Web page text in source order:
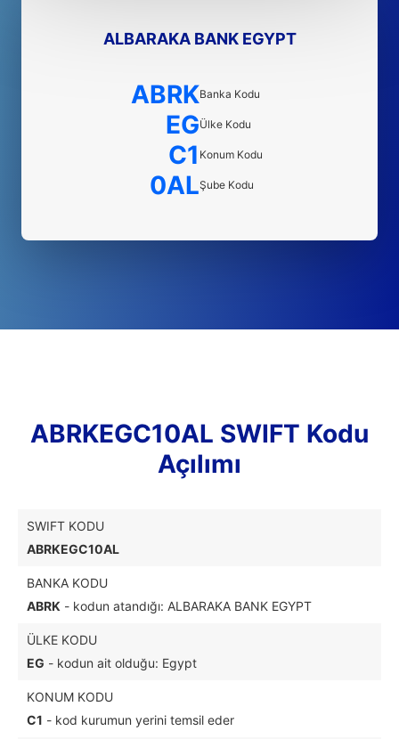
ALBARAKA BANK EGYPT
ABRKBanka Kodu
EGÜlke Kodu
C1 Konum Kodu
0ALŞube Kodu
ABRKEGC10AL SWIFT Kodu
Açılımı
SWIFT KODU
ABRKEGC10AL
BANKA KODU
ABRK - kodun atandığı: ALBARAKA BANK EGYPT
ÜLKE KODU
EG - kodun ait olduğu: Egypt
KONUM KODU
C1 - kod kurumun yerini temsil eder